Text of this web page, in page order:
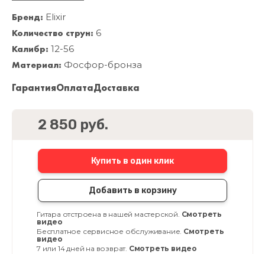
Бренд: Elixir
Количество струн: 6
Калибр: 12-56
Материал: Фосфор-бронза
ГарантияОплатаДоставка
2 850 руб.
Купить в один клик
Добавить в корзину
Гитара отстроена в нашей мастерской. Смотреть
видео
Бесплатное сервисное обслуживание. Смотреть
видео
7 или 14 дней на возврат. Смотреть видео